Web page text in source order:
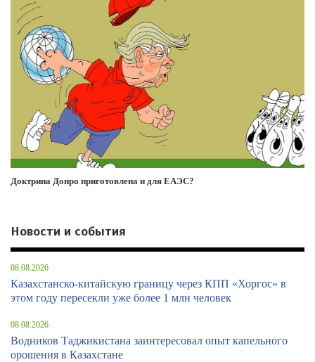
Доктрина Донро приготовлена и для ЕАЭС?
Новости и события
08.08.2026
Казахстанско-китайскую границу через КПП «Хоргос» в
этом году пересекли уже более 1 млн человек
08.08.2026
Водников Таджикистана заинтересовал опыт капельного
орошения в Казахстане